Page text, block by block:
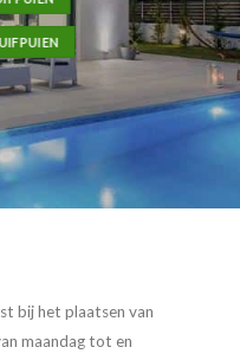
bij het plaatsen van
maandag tot en